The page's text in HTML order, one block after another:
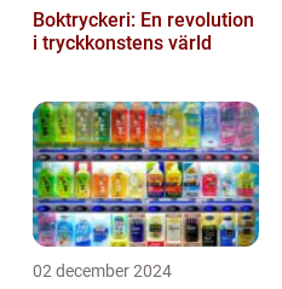
Boktryckeri: En revolution
i tryckkonstens värld
02 december 2024